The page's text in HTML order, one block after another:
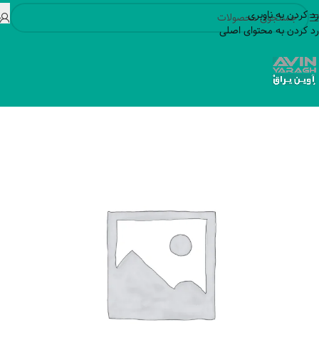
رد کردن به ناوبری
رد کردن به محتوای اصلی